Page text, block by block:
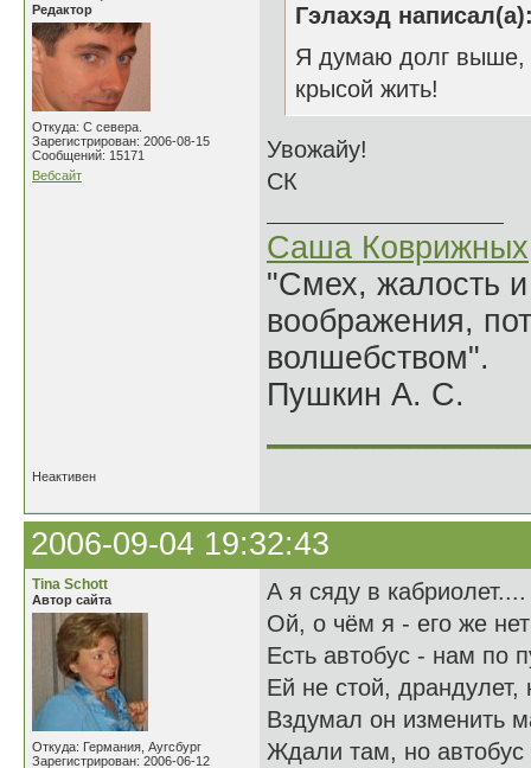
Редактор
Откуда: С севера.
Зарегистрирован: 2006-08-15
Сообщений: 15171
Вебсайт
Гэлахэд
Я думаю долг выше,
крысой жить!
Увожайу!
СК
Саша Коврижных
"Смех, жалость
воображения,
волшебством".
Пушкин А. С.
Неактивен
2006-09-04 19:32:43
Tina Schott
Автор сайта
Откуда: Германия, Аугсбург
Зарегистрирован: 2006-06-12
А я сяду в кабриолет....
Ой, о чём я - его же
Есть автобус - нам по
Ей не стой, драндулет,
Вздумал он изменить
Ждали там, но автобус